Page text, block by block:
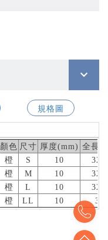
規格圖
顏色 尺寸 厚度(mm) 全長
橙 S 10
32.0
橙 M 10
32.0
橙 L 10
32.0
橙 LL 10 32